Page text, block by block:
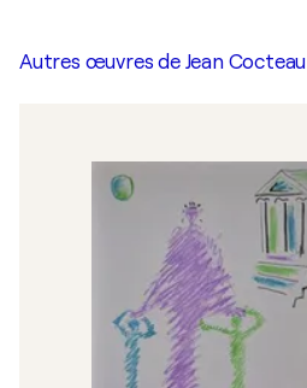
Autres œuvres de Jean Cocteau